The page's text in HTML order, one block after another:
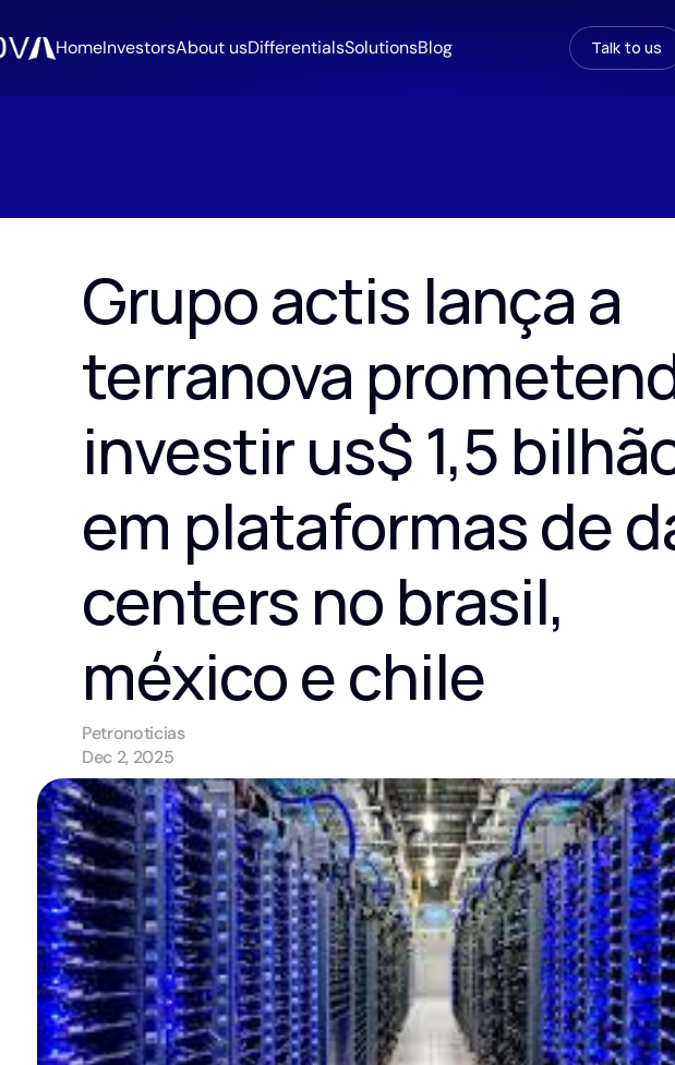
HomeInvestorsAbout usDifferentialsSolutionsBlog Talk to us
Grupo actis lança a
terranova
investir us$ 1,5
em plataformas de
centers no brasil,
méxico e chile
Petronoticias
Dec 2, 2025